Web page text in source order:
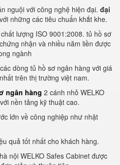
nguội với công nghệ hiện đại. đại
với những các tiêu chuẩn khắt khe.
lượng ISO 9001:2008. tủ hồ sơ
nhận và nhiều năm liền được
ngành
dòng tủ hồ sơ ngân hàng với giá
trên thị trường việt nam.
ngân hàng 2 cánh nhỏ WELKO
nền tảng kỹ thuật cao.
lớn về công nghiệp như nhật
quả tốt nhất cho khách hàng.
nội WELKO Safes Cabinet được